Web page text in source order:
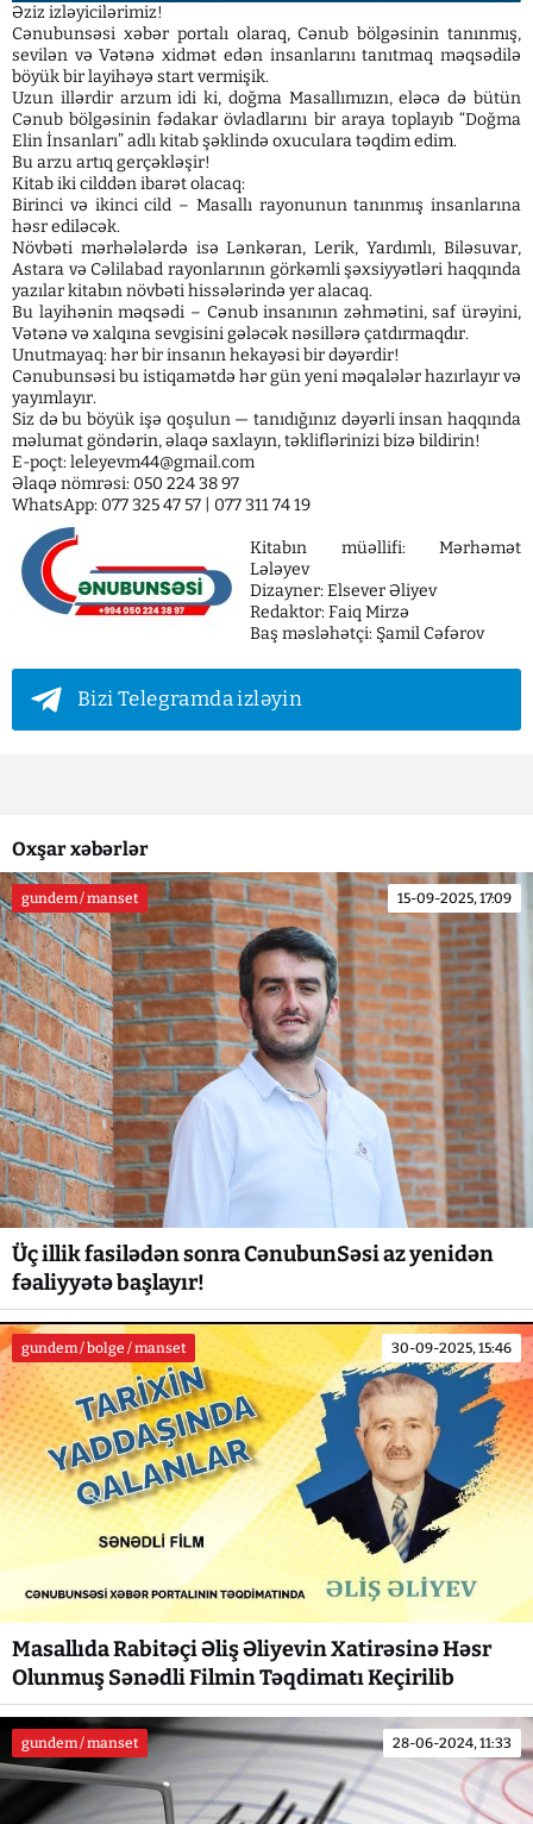
Əziz izləyicilərimiz!
Cənubunsəsi xəbər portalı olaraq, Cənub bölgəsinin tanınmış,
sevilən və Vətənə xidmət edən insanlarını tanıtmaq məqsədilə
böyük bir layihəyə start vermişik.
Uzun illərdir arzum idi ki, doğma Masallımızın, eləcə də bütün
Cənub bölgəsinin fədakar övladlarını bir araya toplayıb “Doğma
Elin İnsanları” adlı kitab şəklində oxuculara təqdim edim.
Bu arzu artıq gerçəkləşir!
Kitab iki cilddən ibarət olacaq:
Birinci və ikinci cild – Masallı rayonunun tanınmış insanlarına
həsr ediləcək.
Növbəti mərhələlərdə isə Lənkəran, Lerik, Yardımlı, Biləsuvar,
Astara və Cəlilabad rayonlarının görkəmli şəxsiyyətləri haqqında
yazılar kitabın növbəti hissələrində yer alacaq.
Bu layihənin məqsədi – Cənub insanının zəhmətini, saf ürəyini,
Vətənə və xalqına sevgisini gələcək nəsillərə çatdırmaqdır.
Unutmayaq: hər bir insanın hekayəsi bir dəyərdir!
Cənubunsəsi bu istiqamətdə hər gün yeni məqalələr hazırlayır və
yayımlayır.
Siz də bu böyük işə qoşulun — tanıdığınız dəyərli insan haqqında
məlumat göndərin, əlaqə saxlayın, təkliflərinizi bizə bildirin!
E-poçt:leleyevm44@gmail.com
Əlaqə nömrəsi: 050 224 38 97
WhatsApp: 077 325 47 57 | 077 311 74 19
Kitabın müəllifi: Mərhəmət
Lələyev
Dizayner: Elsever Əliyev
Redaktor: Faiq Mirzə
Baş məsləhətçi: Şamil Cəfərov
Bizi Telegramda izləyin
Oxşar xəbərlər
gundem / manset 15-09-2025, 17:09
Üç illik fasilədən sonra CənubunSəsi az yenidən
fəaliyyətə başlayır!
gundem / bolge / manset 30-09-2025, 15:46
Masallıda Rabitəçi Əliş Əliyevin Xatirəsinə Həsr
Olunmuş Sənədli Filmin Təqdimatı Keçirilib
gundem / manset 28-06-2024, 11:33